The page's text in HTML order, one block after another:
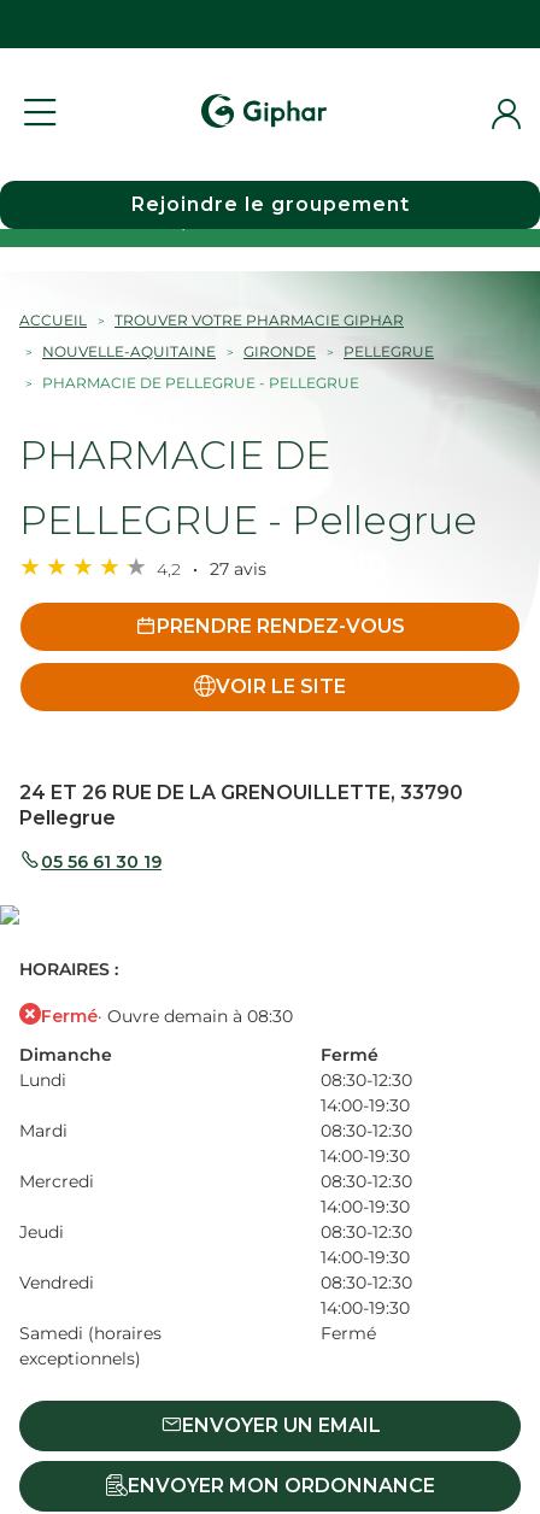
Choisir une pharmacie
Rejoindre le groupement
ACCUEIL
TROUVER VOTRE PHARMACIE GIPHAR
NOUVELLE-AQUITAINE
GIRONDE
PELLEGRUE
PHARMACIE DE PELLEGRUE - PELLEGRUE
PHARMACIE DE
PELLEGRUE - Pellegrue
4,2 27 avis
PRENDRE RENDEZ-VOUS
VOIR LE SITE
24 ET 26 RUE DE LA GRENOUILLETTE, 33790
Pellegrue
05 56 61 30 19
HORAIRES :
Fermé· Ouvre demain à 08:30
Dimanche
Fermé
Lundi
08:30-12:30
14:00-19:30
Mardi
08:30-12:30
14:00-19:30
Mercredi
08:30-12:30
14:00-19:30
Jeudi
08:30-12:30
14:00-19:30
Vendredi
08:30-12:30
14:00-19:30
Samedi (horaires
exceptionnels)
Fermé
ENVOYER UN EMAIL
ENVOYER MON ORDONNANCE